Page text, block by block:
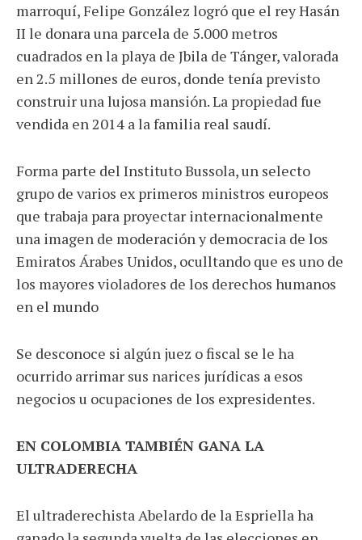
marroquí, Felipe González logró que el rey Hasán
II le donara una parcela de 5.000 metros
cuadrados en la playa de Jbila de Tánger, valorada
en 2.5 millones de euros, donde tenía previsto
construir una lujosa mansión. La propiedad fue
vendida en 2014 a la familia real saudí.
Forma parte del Instituto Bussola, un selecto
grupo de varios ex primeros ministros europeos
que trabaja para proyectar internacionalmente
una imagen de moderación y democracia de los
Emiratos Árabes Unidos, oculltando que es uno de
los mayores violadores de los derechos humanos
en el mundo
Se desconoce si algún juez o fiscal se le ha
ocurrido arrimar sus narices jurídicas a esos
negocios u ocupaciones de los expresidentes.
EN COLOMBIA TAMBIÉN GANA LA
ULTRADERECHA
El ultraderechista Abelardo de la Espriella ha